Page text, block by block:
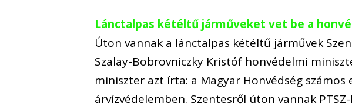
Lánctalpas kétéltű járműveket vet be a
Úton vannak a lánctalpas kétéltű járművek
Szalay-Bobrovniczky Kristóf honvédelmi
miniszter azt írta: a Magyar Honvédség számos
árvízvédelemben. Szentesről úton vannak